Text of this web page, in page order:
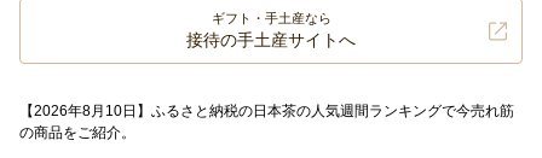
ギフト・手土産なら
接待の手土産サイトへ
【2026年8月10日】ふるさと納税の日本茶の人気週間ランキングで今売れ筋
の商品をご紹介。